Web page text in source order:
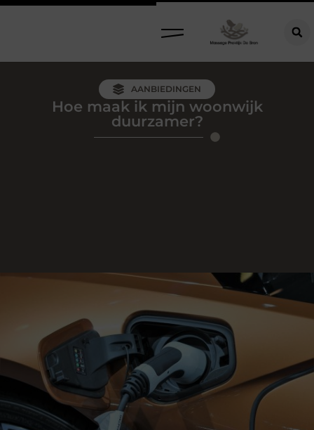
AANBIEDINGEN
Hoe maak ik mijn woonwijk
duurzamer?